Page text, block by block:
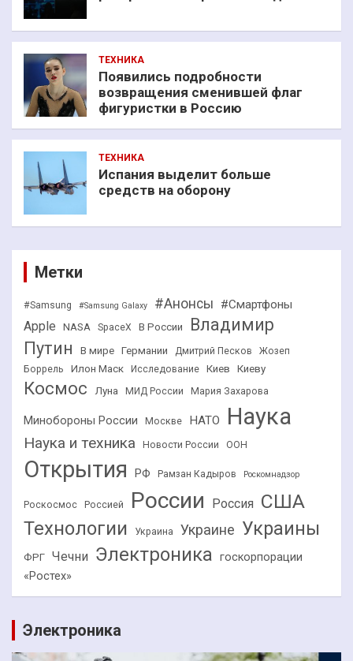
ТЕХНИКА
Появились подробности
возвращения сменившей флаг
фигуристки в Россию
ТЕХНИКА
Испания выделит больше
средств на оборону
Метки
#Samsung #Samsung Galaxy #Анонсы #Смартфоны
Apple NASA SpaceX В России
Владимир
Путин
В мире Германии Дмитрий Песков
Жозеп
Боррель
Илон Маск Исследование Киев Киеву
Космос Луна МИД России Мария Захарова
Минобороны России Москве НАТО Наука
Наука и техника Новости России ООН
Открытия РФ Рамзан Кадыров Роскомнадзор
Роскосмос Россией России Россия США
Технологии Украина Украине Украины
ФРГ Чечни Электроника госкорпорации
«Ростех»
Электроника